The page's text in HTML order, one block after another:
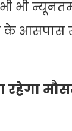
भी
के
रहेगा